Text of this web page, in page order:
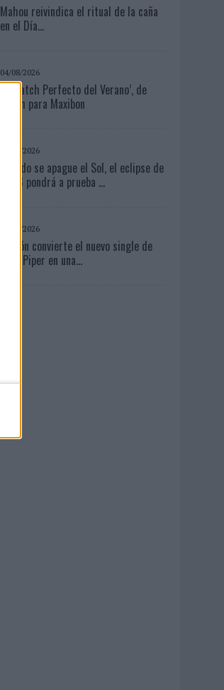
Mahou reivindica el ritual de la caña
en el Día...
04/08/2026
‘El Match Perfecto del Verano’, de
Crush para Maxibon
07/08/2026
Cuando se apague el Sol, el eclipse de
2026 pondrá a prueba ...
07/08/2026
Patrón convierte el nuevo single de
Arón Piper en una...